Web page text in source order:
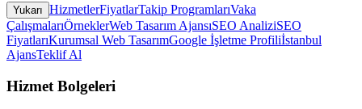
Yukarı HizmetlerFiyatlarTakip ProgramlarıVaka
ÇalışmalarıÖrneklerWeb Tasarım AjansıSEO AnaliziSEO
FiyatlarıKurumsal Web TasarımGoogle İşletme Profiliİstanbul
AjansTeklif Al
Hizmet Bolgeleri